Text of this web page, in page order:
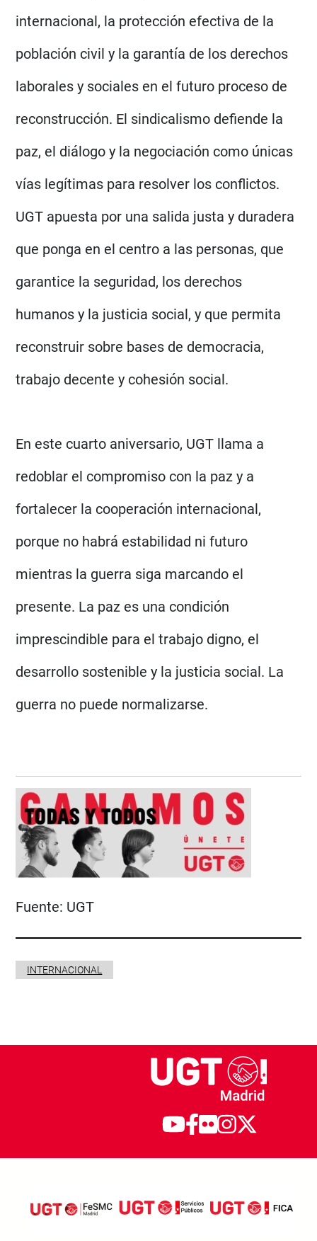
internacional, la protección efectiva de la
población civil y la garantía de los derechos
laborales y sociales en el futuro proceso de
reconstrucción. El sindicalismo defiende la
paz, el diálogo y la negociación como únicas
vías legítimas para resolver los conflictos.
UGT apuesta por una salida justa y duradera
que ponga en el centro a las personas, que
garantice la seguridad, los derechos
humanos y la justicia social, y que permita
reconstruir sobre bases de democracia,
trabajo decente y cohesión social.
En este cuarto aniversario, UGT llama a
redoblar el compromiso con la paz y a
fortalecer la cooperación internacional,
porque no habrá estabilidad ni futuro
mientras la guerra siga marcando el
presente. La paz es una condición
imprescindible para el trabajo digno, el
desarrollo sostenible y la justicia social. La
guerra no puede normalizarse.
Fuente: UGT
INTERNACIONAL